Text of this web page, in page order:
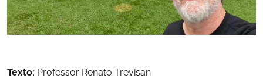
Texto: Professor Renato Trevisan